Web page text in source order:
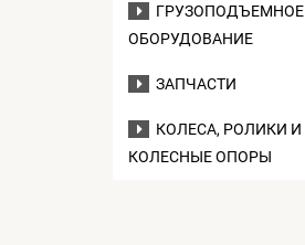
ГРУЗОПОДЪЕМНОЕ
ОБОРУДОВАНИЕ
ЗАПЧАСТИ
КОЛЕСА, РОЛИКИ И
КОЛЕСНЫЕ ОПОРЫ